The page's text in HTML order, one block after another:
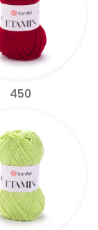
450